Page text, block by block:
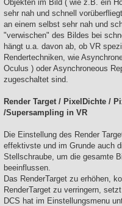
Objekten im Bild ( wie z.B. ein
sehr nah und schnell
an einem selbst sehr nah und
"verwischen" des Bildes bei
hängt u.a. davon ab, ob VR
Rendertechniken, wie
Oculus ) oder Asynchroneous
zugeschaltet sind.
Render Target / PixelDichte /
/Supersampling in VR
Die Einstellung des Render
effektivste und im Grunde auch
Stellschraube, um die gesamte
beeinflussen.
Das RenderTarget zu erhöhen,
RenderTarget zu verringern,
DCS hat im Einstellungsmenu